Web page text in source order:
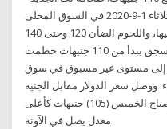
اقتصاد : استقرت اسعار اللحوم اليوم الثلاثاء 1-9-2020 في السوق المحلى
حيث سجلت اللحوم الكندوز 110-130 جنيها، واللحوم الضأن 120 وحتى 140
جنيها.أسعار اللحوم البلدى اليوم.. السجق يبدأ من 110 جنيهات حطمت
إلى مستوى غير مسبوق في سوق
ووصل سعر الدولار مقابل الجنيه
السوداني في معاملات مساء الاربعاء وصباح الخميس (105) جنيهات كأعلى
معدل يصل في الآونة